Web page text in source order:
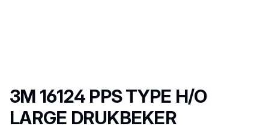
Productnaam
3M 16124 PPS TYPE H/O
LARGE DRUKBEKER